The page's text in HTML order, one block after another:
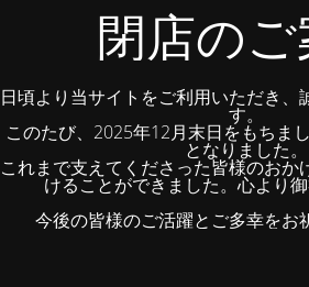
閉店のご
日頃より当サイトをご利用いただき、
す。
このたび、2025年12月末日をもちま
となりました。
これまで支えてくださった皆様のおか
けることができました。心より
今後の皆様のご活躍とご多幸をお